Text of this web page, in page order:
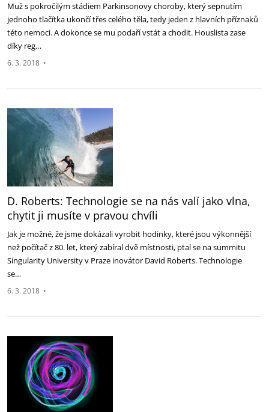
Muž s pokročilým stádiem Parkinsonovy choroby, který sepnutím
jednoho tlačítka ukončí třes celého těla, tedy jeden z hlavních příznaků
této nemoci. A dokonce se mu podaří vstát a chodit. Houslista zase
díky reg…
6. 3. 2018 •
D. Roberts: Technologie se na nás valí jako vlna,
chytit ji musíte v pravou chvíli
Jak je možné, že jsme dokázali vyrobit hodinky, které jsou výkonnější
než počítač z 80. let, který zabíral dvě místnosti, ptal se na summitu
Singularity University v Praze inovátor David Roberts. Technologie
se…
6. 3. 2018 •